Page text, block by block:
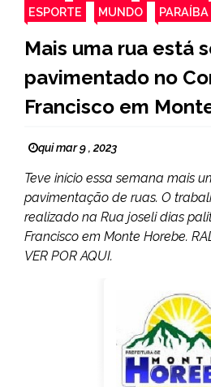
ESPORTE
MUNDO PARAÍBA
Mais uma rua está
pavimentado no
Francisco em
qui mar 9 , 2023
Teve início essa semana mais
pavimentação de ruas. O
realizado na Rua joseli dias
Francisco em Monte Horebe.
VER POR AQUI.